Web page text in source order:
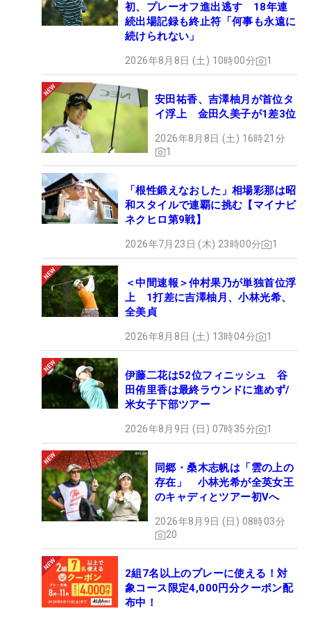
初、プレーオフ進出逃す 18年連
続出場記録も終止符「何事も永遠に
続けられない」
2026年8月8日 (土) 10時00分 1
安田祐香、吉澤柚月が首位タ
イ浮上 金田久美子が1差3位
2026年8月8日 (土) 16時21分
1
「根性鍛えなおした」相場彩那は昭
和スタイルで連覇に挑む【マイナビ
ネクヒロ第9戦】
2026年7月23日 (木) 23時00分 1
＜中間速報＞仲村果乃が単独首位浮
上 1打差に吉澤柚月、小林光希、
全美貞
2026年8月8日 (土) 13時04分 1
伊藤二花は52位フィニッシュ 谷
田侑里香は最終ラウンドに進めず/
米女子下部ツアー
2026年8月9日 (日) 07時35分 1
同郷・桑木志帆は「雲の上の
存在」 小林光希が全英女王
のキャディとツアー初Vへ
2026年8月9日 (日) 08時03分
20
2組7名以上のプレーに使える！対
象コース限定4,000円分クーポン配
布中！